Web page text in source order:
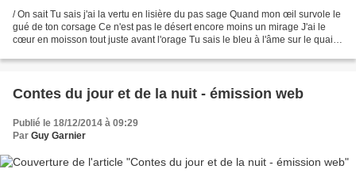
/ On sait Tu sais j'ai la vertu en lisière du pas sage Quand mon œil survole le
gué de ton corsage Ce n'est pas le désert encore moins un mirage J'ai le
cœur en moisson tout juste avant l'orage Tu sais le bleu à l'âme sur le quai
Contes du jour et de la nuit - émission web
Publié le 18/12/2014 à 09:29
Par Guy Garnier